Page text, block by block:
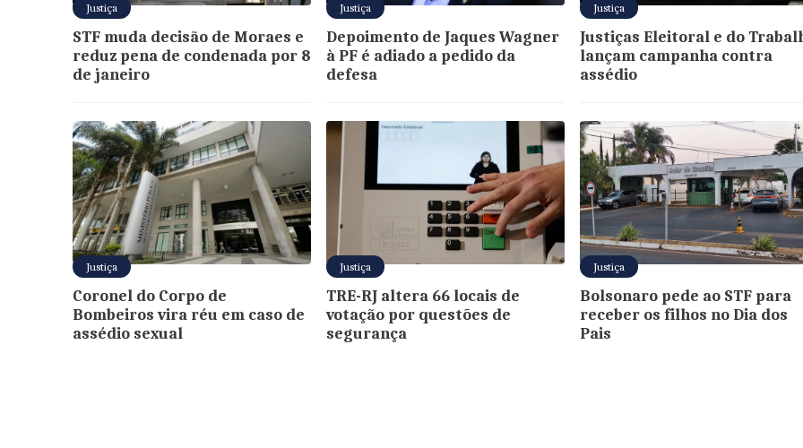
Justiça
STF muda decisão de Moraes e
reduz pena de condenada por 8
de janeiro
Justiça
Depoimento de Jaques Wagner
à PF é adiado a pedido da
defesa
Justiça
Justiças Eleitoral e do
lançam campanha contra
assédio
Justiça
Coronel do Corpo de
Bombeiros vira réu em caso de
assédio sexual
Justiça
TRE-RJ altera 66 locais de
votação por questões de
segurança
Justiça
Bolsonaro pede ao STF para
receber os filhos no Dia dos
Pais